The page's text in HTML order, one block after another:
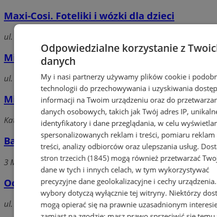
Maxi-Cosi. Foteliki i wózki dla dzieci
ul. Legnicka 84/86, 41-500 Chorzów
Mix. Sklep z art. dziecięcymi
ul. Stefana Batorego 14, 41-500 Chorzów
Milutek Centrum Dziecięce
Katowicka, 41-500 Chorzów
Baby-Raj - Odzież i art. dziecięce
3 Maja, 41-500 Chorzów
Odzież dziecięca
ul. Hajducka 4, 41-500 Chorzów
Odpowiedzialne korzystanie z
danych
My i nasi partnerzy używamy plików cookie i
technologii do przechowywania i uzyskiwania
informacji na Twoim urządzeniu oraz do
danych osobowych, takich jak Twój adres IP,
identyfikatory i dane przeglądania, w celu
spersonalizowanych reklam i treści, pomiaru reklam
treści, analizy odbiorców oraz ulepszania usług.
stron trzecich (1845)mogą również przetwarzać
dane w tych i innych celach, w tym wykorzystywać
precyzyjne dane geolokalizacyjne i cechy
wybory dotyczą wyłącznie tej witryny. Niektórzy
mogą opierać się na prawnie uzasadnionym